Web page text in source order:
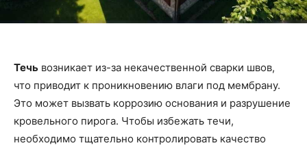
Течь возникает из-за некачественной сварки швов,
что приводит к проникновению влаги под мембрану.
Это может вызвать коррозию основания и разрушение
кровельного пирога. Чтобы избежать течи,
необходимо тщательно контролировать качество